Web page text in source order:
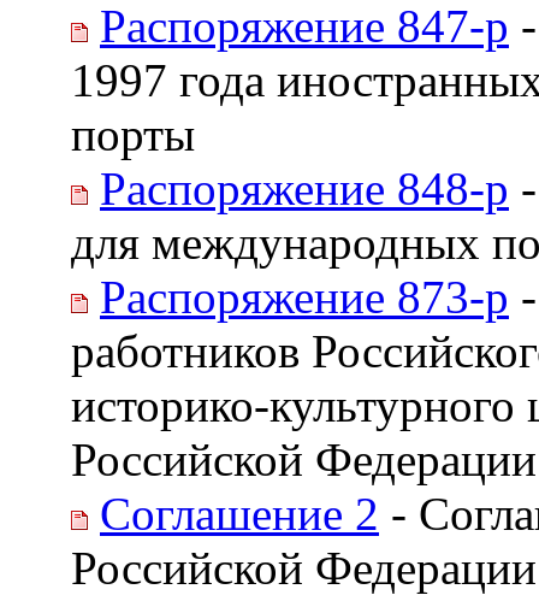
Распоряжение 847-р
1997 года
порты
Распоряжение 848-р
для международных
Распоряжение 873-р
работников
историко-культурного
Российской
Соглашение 2 -
Российской